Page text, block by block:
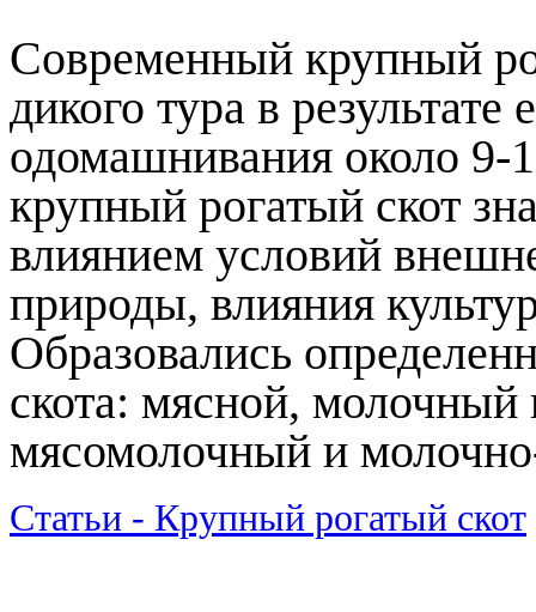
Современный крупный
дикого тура в результате
одомашнивания около 9-
крупный рогатый скот
влиянием условий
природы, влияния
Образовались
скота: мясной,
мясомолочный и
Статьи - Крупный рогатый скот